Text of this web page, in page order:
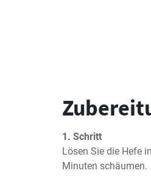
1. Schritt
Lösen Sie die Hefe
Minuten schäumen.